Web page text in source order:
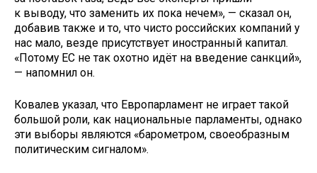
к выводу, что заменить их пока нечем», — сказал он,
добавив также и то, что чисто российских компаний у
нас мало, везде присутствует иностранный капитал.
«Потому ЕС не так охотно идёт на введение санкций»,
— напомнил он.
Ковалев указал, что Европарламент не играет такой
большой роли, как национальные парламенты, однако
эти выборы являются «барометром, своеобразным
политическим сигналом».